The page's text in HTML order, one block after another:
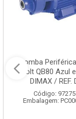
Bomba
Bivolt QB80 Azul
DIMAX / REF.
Código:
Embalagem: